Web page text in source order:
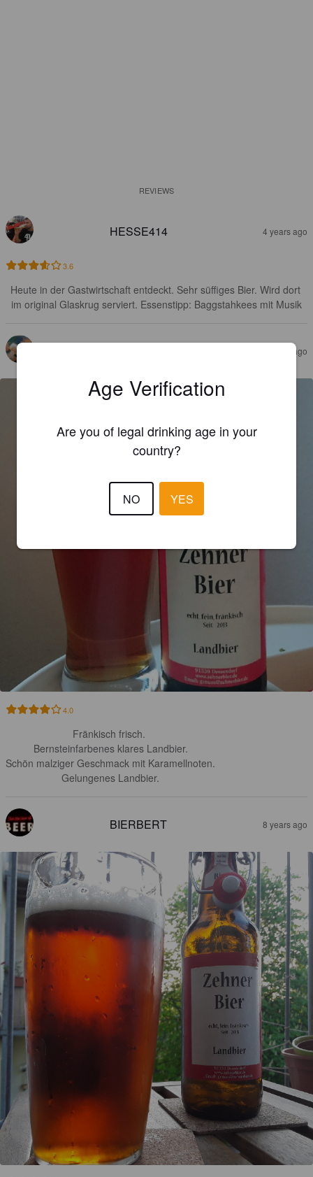
REVIEWS
HESSE414 4 years ago
3.6
Heute in der Gastwirtschaft entdeckt. Sehr süffiges Bier. Wird dort
im original Glaskrug serviert. Essenstipp: Baggstahkees mit Musik
8 years ago
4.0
Fränkisch frisch.
Bernsteinfarbenes klares Landbier.
Schön malziger Geschmack mit Karamellnoten.
Gelungenes Landbier.
BIERBERT 8 years ago
Age Verification
Are you of legal drinking age in your
country?
NO YES